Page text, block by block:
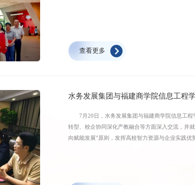
程造福百姓、助力乡村振兴的重要作用。在谷文昌
精神的核心内涵，进一步树牢宗旨意识、厚植为
聚奋进力量担当作为。党员们前往中共彭湃县苏维
绩观，切实把学习成效转化为干事创业的实际行动
查看更多
水务发展集团与福建商学院信息工程
7月20日，水务发展集团与福建商学院信息工
转型、校企协同深化产教融合等方面深入交流，并
向赋能发展”原则，发挥高校智力资源与企业实践